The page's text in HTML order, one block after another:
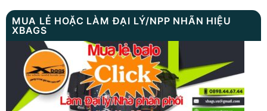
MUA LẺ HOẶC LÀM ĐẠI LÝ/NPP NHÃN HIỆU
XBAGS